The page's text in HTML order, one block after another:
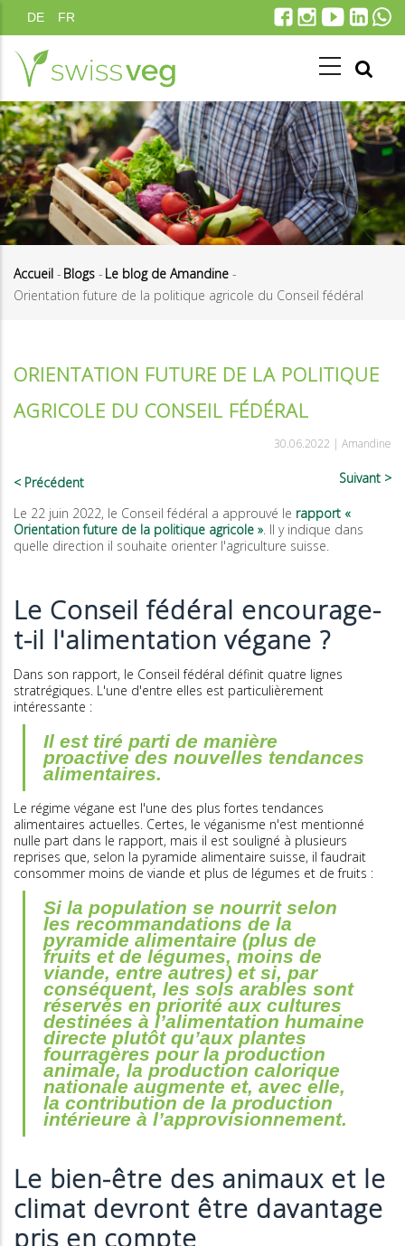
au
contenu
principal
DE FR
Fil
Accueil - Blogs - Le blog de Amandine -
Orientation future de la politique agricole du Conseil fédéral
ORIENTATION FUTURE DE LA POLITIQUE
AGRICOLE DU CONSEIL FÉDÉRAL
30.06.2022 | Amandine
Précédent Suivant
Le 22 juin 2022, le Conseil fédéral a approuvé le rapport «
Orientation future de la politique agricole » . Il y indique dans
quelle direction il souhaite orienter l'agriculture suisse.
Le Conseil fédéral encourage-
t-il l'alimentation végane ?
Dans son rapport, le Conseil fédéral définit quatre lignes
stratrégiques. L'une d'entre elles est particulièrement
intéressante :
Il est tiré parti de manière
proactive des nouvelles tendances
alimentaires.
Le régime végane est l'une des plus fortes tendances
alimentaires actuelles. Certes, le véganisme n'est mentionné
nulle part dans le rapport, mais il est souligné à plusieurs
reprises que, selon la pyramide alimentaire suisse, il faudrait
consommer moins de viande et plus de légumes et de fruits :
Si la population se nourrit selon
les recommandations de la
pyramide alimentaire (plus de
fruits et de légumes, moins de
viande, entre autres) et si, par
conséquent, les sols arables sont
réservés en priorité aux cultures
destinées à l’alimentation humaine
directe plutôt qu’aux plantes
fourragères pour la production
animale, la production calorique
nationale augmente et, avec elle,
la contribution de la production
intérieure à l’approvisionnement.
Le bien-être des animaux et le
climat devront être davantage
pris en compte